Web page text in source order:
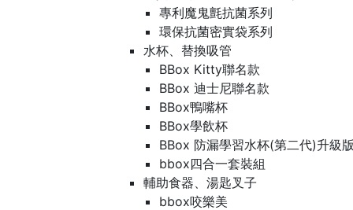
專利魔鬼氈抗菌系列
環保抗菌密實袋系列
水杯、替換吸管
BBox Kitty聯名款
BBox 迪士尼聯名款
BBox鴨嘴杯
BBox學飲杯
BBox 防漏學習水杯(第二代)升級版
bbox四合一套裝組
輔助食器、湯匙叉子
bbox咬樂美